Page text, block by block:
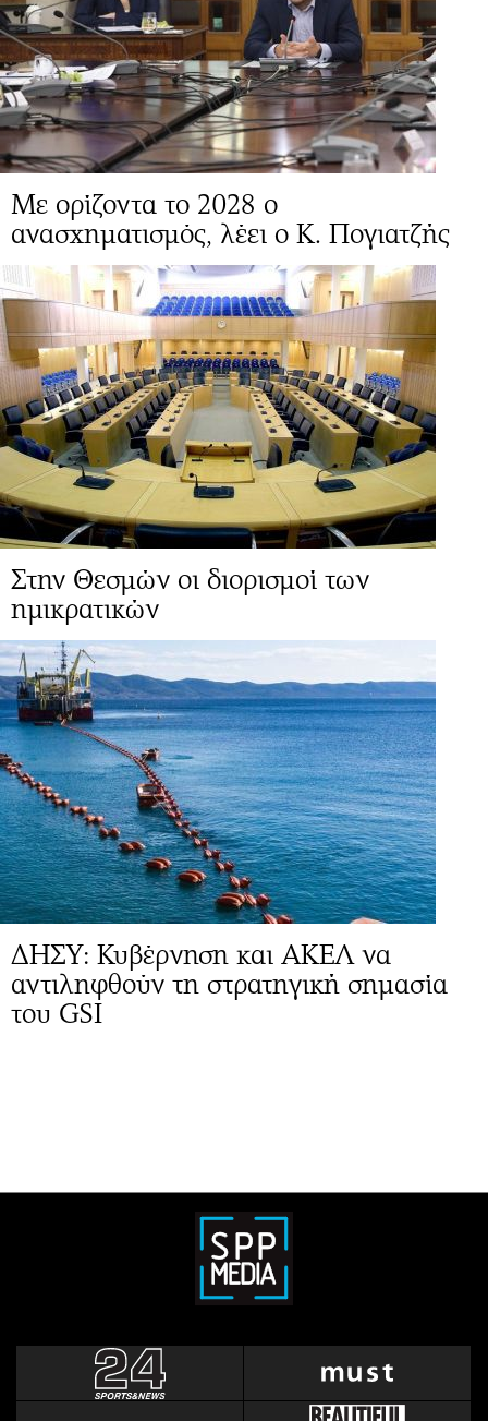
Mε ορίζοντα το 2028 ο
ανασχηματισμός, λέει ο Κ. Πογιατζής
Στην Θεσμών οι διορισμοί των
ημικρατικών
ΔΗΣΥ: Κυβέρνηση και ΑΚΕΛ να
αντιληφθούν τη στρατηγική σημασία
του GSI